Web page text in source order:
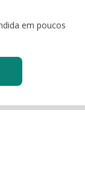
em poucos